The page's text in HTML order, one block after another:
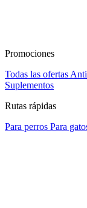
Promociones
Todas las ofertas
Suplementos
Rutas rápidas
Para perros Para